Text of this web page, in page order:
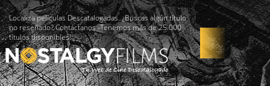
Localiza películas Descatalogadas. ¿Buscas algún título
no reseñado? Contáctanos -Tenemos más de 25.000
títulos disponibles!